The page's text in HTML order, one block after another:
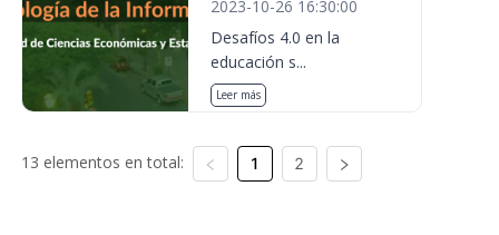
2023-10-26 16:30:00
Desafíos 4.0 en la
educación s...
Leer más
13 elementos en total: 1 2